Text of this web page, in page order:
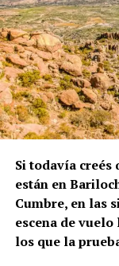
Si todavía creés
están en
Cumbre, en las
escena de
los que la